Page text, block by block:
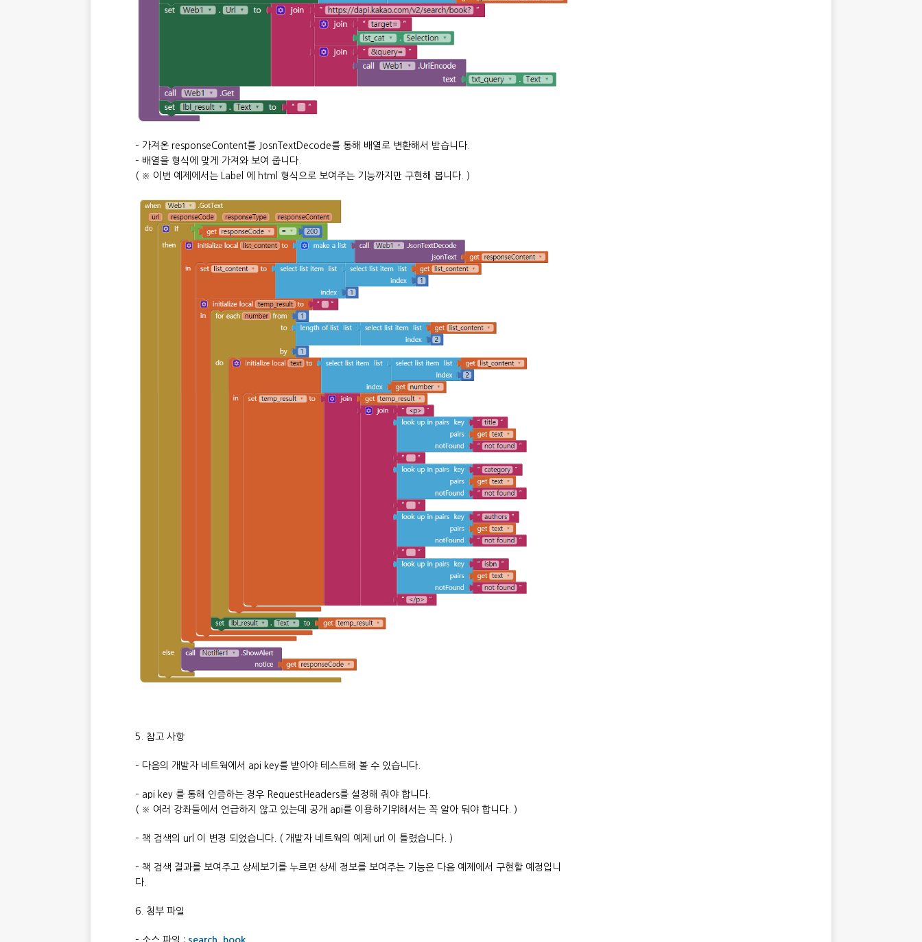
– 가져온 responseContent를 JosnTextDecode를 통해 배열로 변환해서 받습니다.
– 배열을 형식에 맞게 가져와 보여 줍니다.
( ※ 이번 예제에서는 Label 에 html 형식으로 보여주는 기능까지만 구현해 봅니다. )
5. 참고 사항
– 다음의 개발자 네트웍에서 api key를 받아야 테스트해 볼 수 있습니다.
– api key 를 통해 인증하는 경우 RequestHeaders를 설정해 줘야 합니다.
( ※ 여러 강좌들에서 언급하지 않고 있는데 공개 api를 이용하기위해서는 꼭 알아 둬야 합니다. )
– 책 검색의 url 이 변경 되었습니다. ( 개발자 네트웍의 예제 url 이 틀렸습니다. )
– 책 검색 결과를 보여주고 상세보기를 누르면 상세 정보를 보여주는 기능은 다음 예제에서 구현할 예정입니
다.
6. 첨부 파일